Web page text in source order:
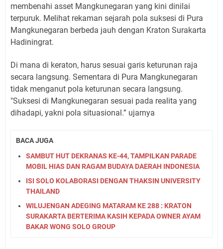
membenahi asset Mangkunegaran yang kini dinilai
terpuruk. Melihat rekaman sejarah pola suksesi di Pura
Mangkunegaran berbeda jauh dengan Kraton Surakarta
Hadiningrat.
Di mana di keraton, harus sesuai garis keturunan raja
secara langsung. Sementara di Pura Mangkunegaran
tidak menganut pola keturunan secara langsung.
"Suksesi di Mangkunegaran sesuai pada realita yang
dihadapi, yakni pola situasional.” ujarnya
BACA JUGA
SAMBUT HUT DEKRANAS KE-44, TAMPILKAN PARADE
MOBIL HIAS DAN RAGAM BUDAYA DAERAH INDONESIA
ISI SOLO KOLABORASI DENGAN THAKSIN UNIVERSITY
THAILAND
WILUJENGAN ADEGING MATARAM KE 288 : KRATON
SURAKARTA BERTERIMA KASIH KEPADA OWNER AYAM
BAKAR WONG SOLO GROUP